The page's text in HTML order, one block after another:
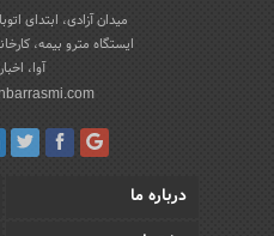
میدان آزادی، ابتدای
ایستگاه مترو بیمه،
آوا،
درباره ما